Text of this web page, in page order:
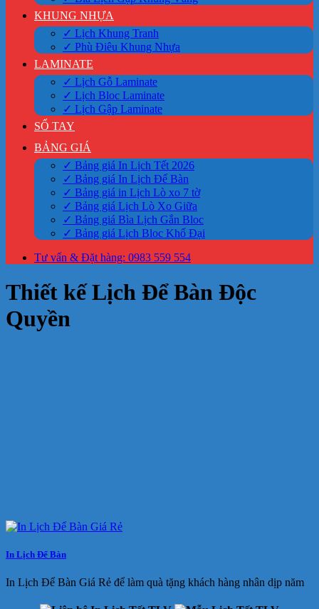
KHUNG NHỰA
✓ Lịch Khung Tranh
✓ Phù Điêu Khung Nhựa
LAMINATE
✓ Lịch Gỗ Laminate
✓ Lịch Bloc Laminate
✓ Lịch Gập Laminate
SỔ TAY
BẢNG GIÁ
✓ Bảng giá In Lịch Tết 2026
✓ Bảng giá In Lịch Để Bàn
✓ Bảng giá in Lịch Lò xo 7 tờ
✓ Bảng giá Lịch Lò Xo Giữa
✓ Bảng giá Bìa Lịch Gắn Bloc
✓ Bảng giá Lịch Bloc Khổ Đại
Tư vấn & Đặt hàng: 0983 559 554
Thiết kế Lịch Để Bàn Độc
Quyền
In Lịch Để Bàn
In Lịch Để Bàn Giá Rẻ để làm quà tặng khách hàng nhân dịp năm